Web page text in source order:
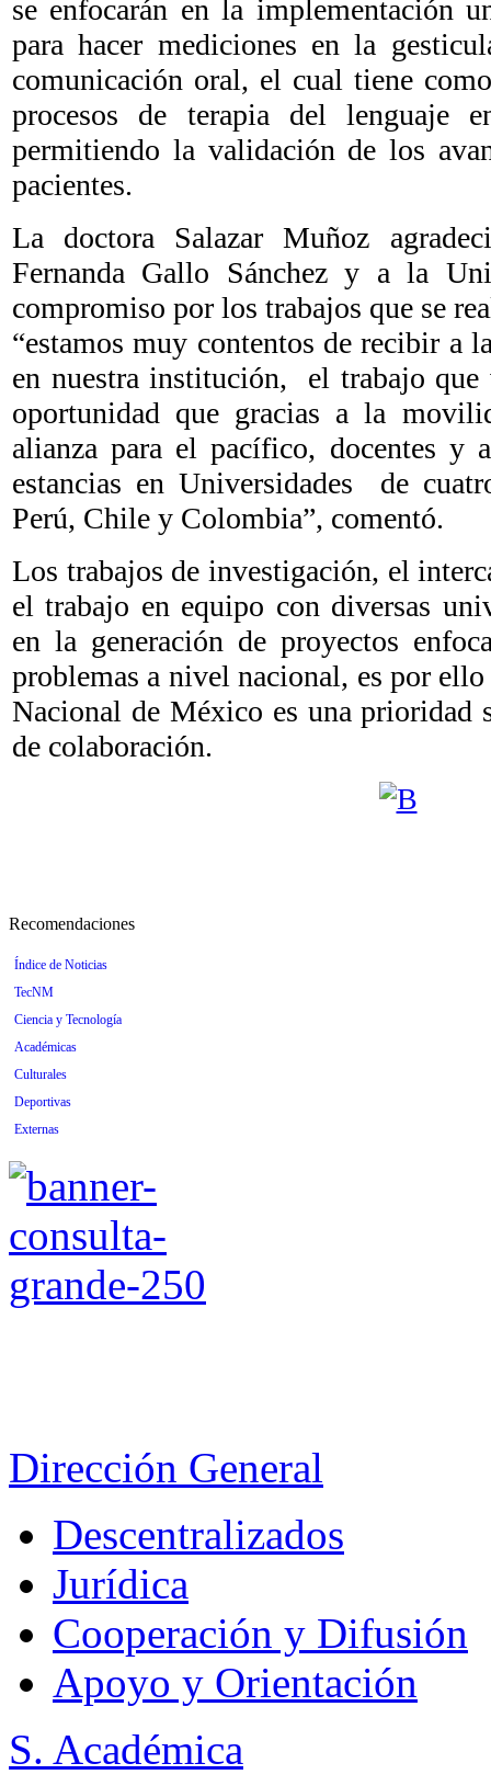
se enfocarán en la implementación
para hacer mediciones en la
comunicación oral, el cual tiene
procesos de terapia del lenguaje
permitiendo la validación de los
pacientes.
La doctora Salazar Muñoz
Fernanda Gallo Sánchez y a la
compromiso por los trabajos que se
“estamos muy contentos de recibir a
en nuestra institución, el trabajo que
oportunidad que gracias a la
alianza para el pacífico, docentes y
estancias en Universidades de
Perú, Chile y Colombia”, comentó.
Los trabajos de investigación, el
el trabajo en equipo con diversas
en la generación de proyectos
problemas a nivel nacional, es por
Nacional de México es una prioridad
de colaboración.
Recomendaciones
Índice de Noticias
TecNM
Ciencia y Tecnología
Académicas
Culturales
Deportivas
Externas
Dirección General
Descentralizados
Jurídica
Cooperación y Difusión
Apoyo y Orientación
S. Académica